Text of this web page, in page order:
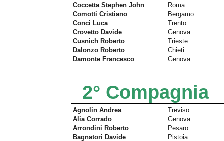
Coccetta Stephen John
Roma
Comotti Cristiano
Bergamo
Conci Luca
Trento
Crovetto Davide
Genova
Cusnich Roberto
Trieste
Dalonzo Roberto
Chieti
Damonte Francesco
Genova
2° Compagnia
Agnolin Andrea
Treviso
Alia Corrado
Genova
Arrondini Roberto
Pesaro
Bagnatori Davide
Pistoia